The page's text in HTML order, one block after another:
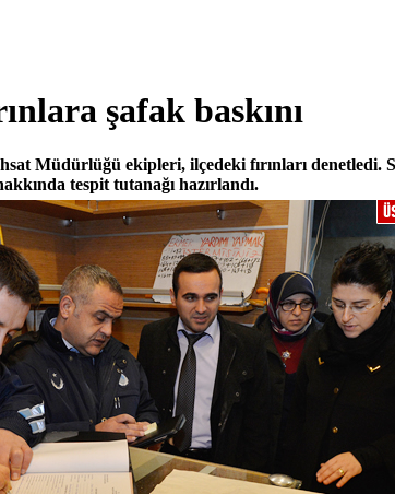
şafak baskını
Müdürlüğü ekipleri, ilçedeki fırınları denetledi.
tespit tutanağı hazırlandı.